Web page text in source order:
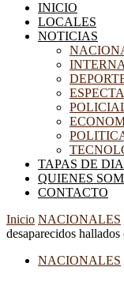
INICIO
LOCALES
NOTICIAS
TAPAS DE
QUIENES
CONTACTO
Inicio NACIONALES
desaparecidos hallados
NACIONALES